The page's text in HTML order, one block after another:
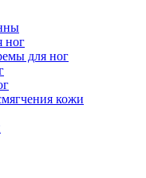
ног
для ног
кожи